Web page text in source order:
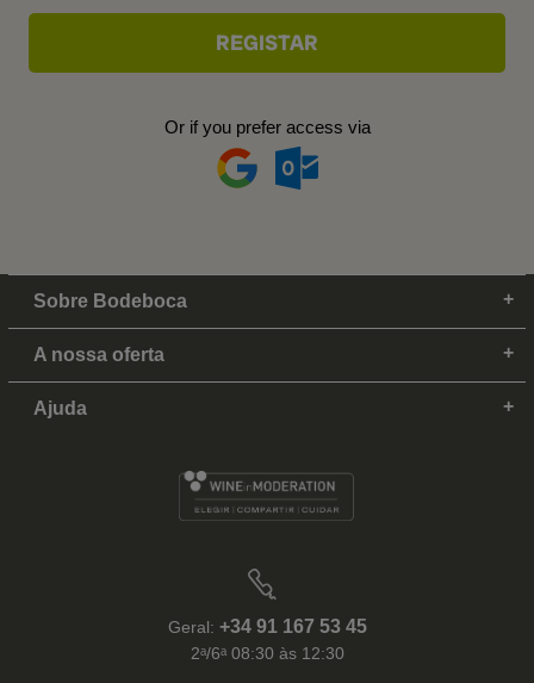
Or if you prefer access via
Sobre Bodeboca
A nossa oferta
Ajuda
Geral: +34 91 167 53 45
2ᵃ/6ᵃ 08:30 às 12:30